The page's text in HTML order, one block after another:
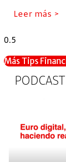
Leer más >
Más Tips
PODCAST